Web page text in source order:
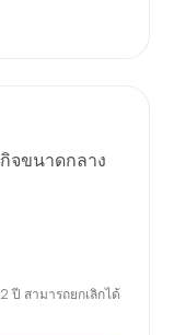
จขนาดกลาง
ปี สามารถยกเลิกได้